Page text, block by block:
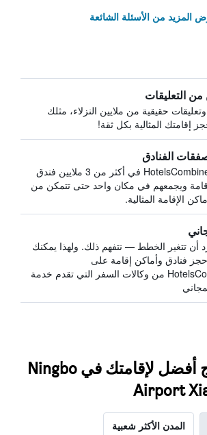
المزيد من الأسئلة الشائعة
من التعليقات
حقيقية من ملايين النزلاء، مثلك
إقامتك المثالية بكل ثقة!
الفنادق
يبحث HotelsCombined في أكثر من 3 ملايين فندق
ويجمعهم في مكان واحد حتى تتمكن من
الإقامة المثالية.
أن تتغير الخطط — نتفهم ذلك. ولهذا يمكنك
فنادق وأماكن إقامة على
HotelsCombined من وكالات السفر التي تقدم خدمة
اعثر على نتائج أفضل لإقامتك في Ningbo
Airport
المدن الأكثر شعبية